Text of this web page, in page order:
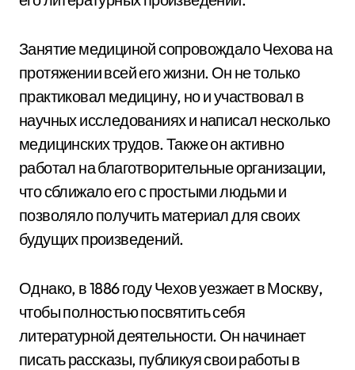
Занятие медициной сопровождало Чехова на
протяжении всей его жизни. Он не только
практиковал медицину, но и участвовал в
научных исследованиях и написал несколько
медицинских трудов. Также он активно
работал на благотворительные организации,
что сближало его с простыми людьми и
позволяло получить материал для своих
будущих произведений.
Однако, в 1886 году Чехов уезжает в Москву,
чтобы полностью посвятить себя
литературной деятельности. Он начинает
писать рассказы, публикуя свои работы в